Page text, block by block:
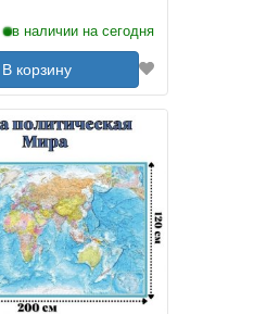
в наличии на сегодня
В корзину